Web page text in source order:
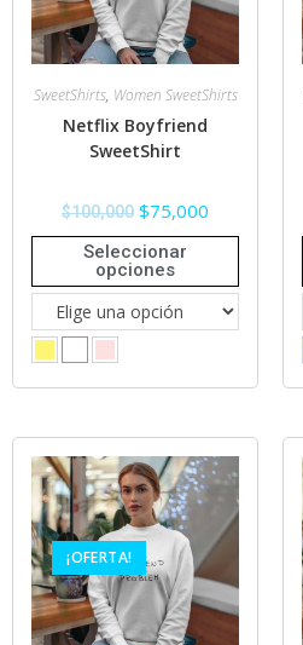
SweetShirts, Women SweetShirts
Netflix Boyfriend
SweetShirt
$100,000 $75,000
Seleccionar
opciones
¡OFERTA!